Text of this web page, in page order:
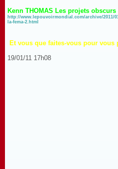
Kenn THOMAS Les projets obscurs
http://www.lepouvoirmondial.com/archive/2011/
la-fema-2.html
Et vous que faites-vous pour vous
19/01/11 17h08